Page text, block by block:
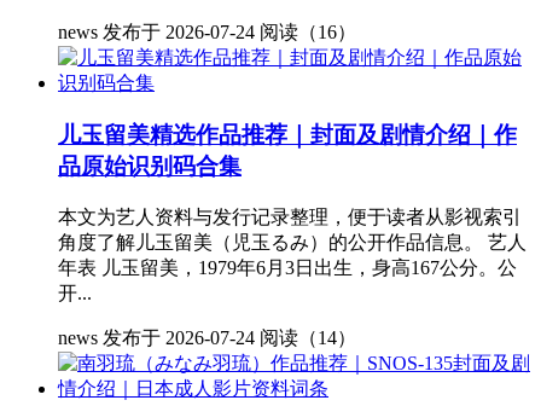
news 发布于 2026-07-24 阅读（16）
儿玉留美精选作品推荐｜封面及剧情介绍｜作
品原始识别码合集
本文为艺人资料与发行记录整理，便于读者从影视索引
角度了解儿玉留美（児玉るみ）的公开作品信息。 艺人
年表 儿玉留美，1979年6月3日出生，身高167公分。公
开...
news 发布于 2026-07-24 阅读（14）